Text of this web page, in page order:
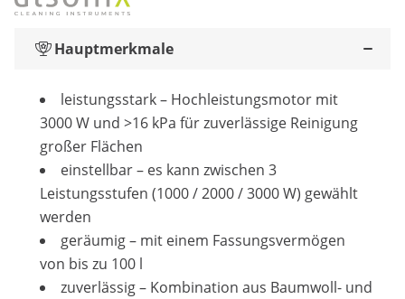
Hauptmerkmale
leistungsstark – Hochleistungsmotor mit
3000 W und >16 kPa für zuverlässige Reinigung
großer Flächen
einstellbar – es kann zwischen 3
Leistungsstufen (1000 / 2000 / 3000 W) gewählt
werden
geräumig – mit einem Fassungsvermögen
von bis zu 100 l
zuverlässig – Kombination aus Baumwoll- und